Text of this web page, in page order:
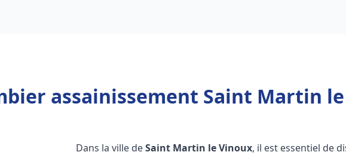
assainissement Saint Martin
Dans la ville deSaint Martin le Vinoux, il est essentiel de